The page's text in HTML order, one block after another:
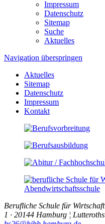
Impressum
Datenschutz
Sitemap
Suche
Aktuelles
Navigation überspringen
Aktuelles
Sitemap
Datenschutz
Impressum
Kontakt
Berufliche Schule für
1 · 20144 Hamburg ¦